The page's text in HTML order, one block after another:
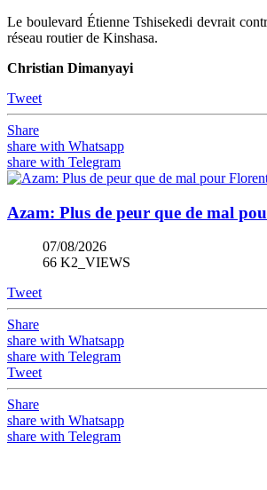
Le boulevard Étienne Tshisekedi devrait
réseau routier de Kinshasa.
Christian Dimanyayi
Tweet
Share
share with Whatsapp
share with Telegram
Azam: Plus de peur que de mal
07/08/2026
66 K2_VIEWS
Tweet
Share
share with Whatsapp
share with Telegram
Tweet
Share
share with Whatsapp
share with Telegram